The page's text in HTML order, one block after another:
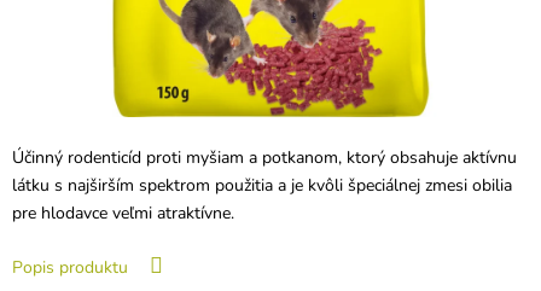
Účinný rodenticíd proti myšiam a potkanom, ktorý obsahuje aktívnu
látku s najširším spektrom použitia a je kvôli špeciálnej zmesi obilia
pre hlodavce veľmi atraktívne.
Popis produktu